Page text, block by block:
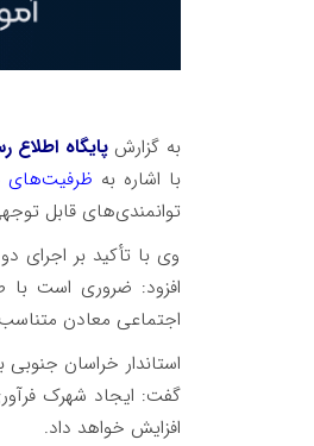
به گزارش پایگاه اطلاع
با اشاره به ظرفیت‌های
توانمندی‌های قابل
وی با تأکید بر
افزود: ضروری است با
اجتماعی معادن
استاندار خراسان
گفت: ایجاد شهرک
افزایش خواهد داد.